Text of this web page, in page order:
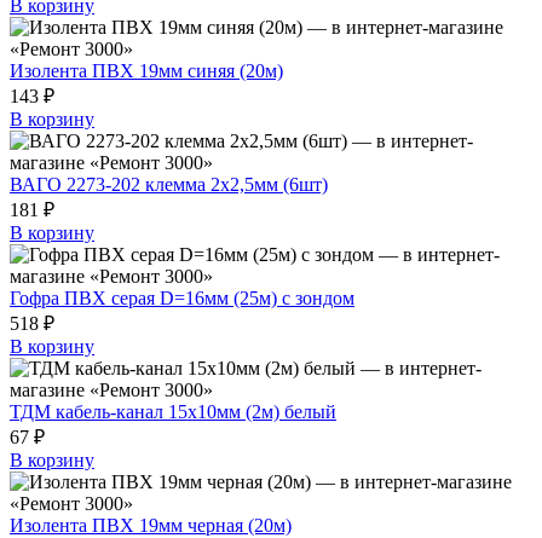
В корзину
Изолента ПВХ 19мм синяя (20м)
143 ₽
В корзину
ВАГО 2273-202 клемма 2х2,5мм (6шт)
181 ₽
В корзину
Гофра ПВХ серая D=16мм (25м) с зондом
518 ₽
В корзину
ТДМ кабель-канал 15х10мм (2м) белый
67 ₽
В корзину
Изолента ПВХ 19мм черная (20м)